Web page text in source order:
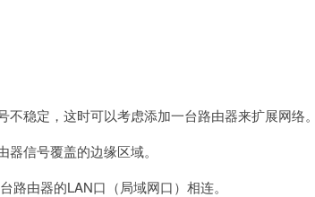
稳定，这时可以考虑添加一台路由器来扩展网络。
信号覆盖的边缘区域。
由器的LAN口（局域网口）相连。